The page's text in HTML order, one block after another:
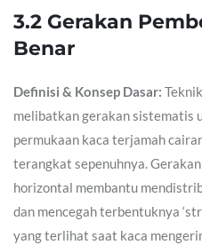
3.2 Gerakan
Benar
Definisi & Konsep Dasar:
melibatkan gerakan sistematis
permukaan kaca terjamah
terangkat sepenuhnya.
horizontal membantu
dan mencegah terbentuknya
yang terlihat saat kaca